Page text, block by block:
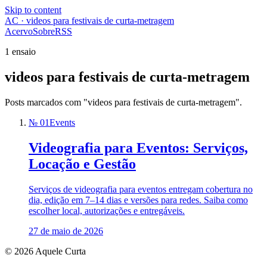
Skip to content
AC · videos para festivais de curta-metragem
AcervoSobreRSS
1 ensaio
videos para festivais de curta-metragem
Posts marcados com "videos para festivais de curta-metragem".
№ 01Events
Videografia para Eventos: Serviços,
Locação e Gestão
Serviços de videografia para eventos entregam cobertura no
dia, edição em 7–14 dias e versões para redes. Saiba como
escolher local, autorizações e entregáveis.
27 de maio de 2026
© 2026 Aquele Curta